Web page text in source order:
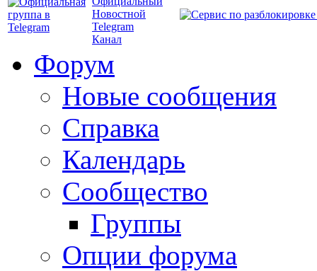
Форум
Новые сообщения
Справка
Календарь
Сообщество
Группы
Опции форума